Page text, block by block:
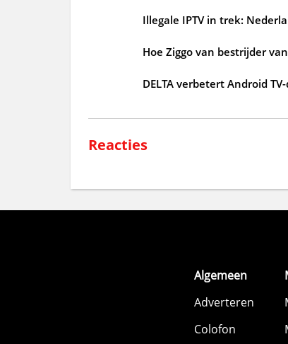
Illegale IPTV in trek:
Hoe Ziggo van bestrijder
DELTA verbetert Android
Reacties
Algemeen
Adverteren
Colofon